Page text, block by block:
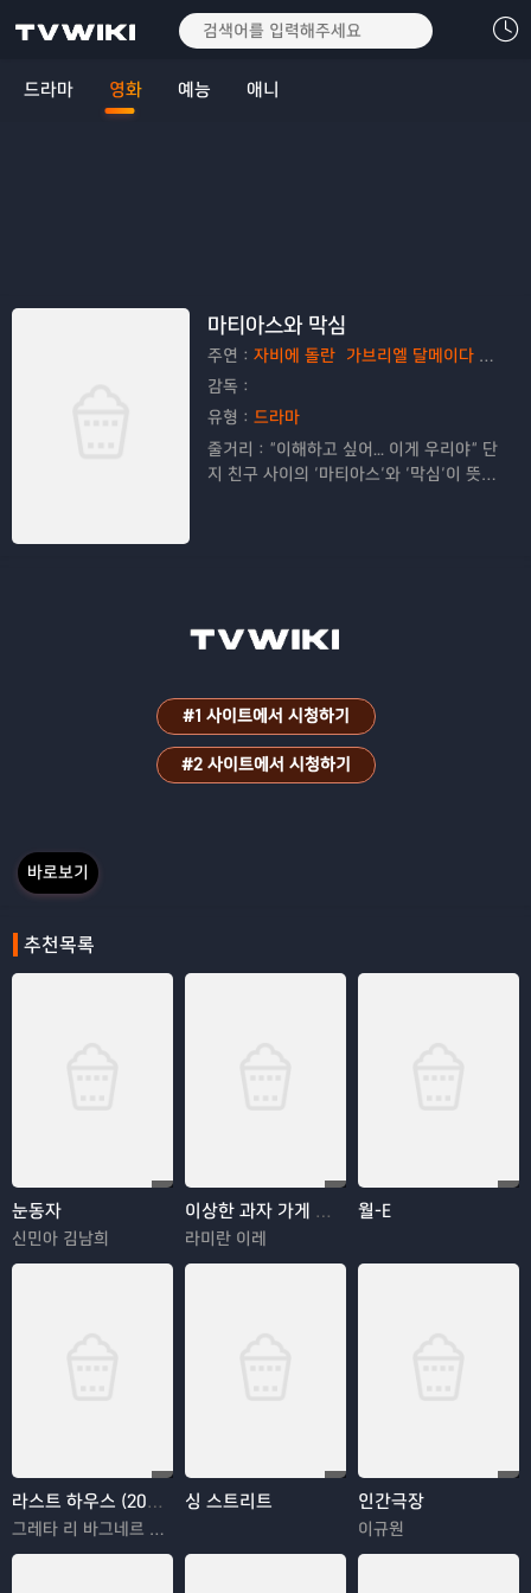
드라마 영화 예능 애니
마티아스와 막심
주연： 자비에 돌란 가브리엘 달메이다 프레이타스
감독：
유형： 드라마
줄거리： “이해하고 싶어... 이게 우리야” 단
지 친구 사이의 ‘마티아스’와 ‘막심’이 뜻밖
#1 사이트에서 시청하기
#2 사이트에서 시청하기
바로보기
추천목록
눈동자
신민아 김남희
이상한 과자 가게 전천당
라미란 이레
월-E
라스트 하우스 (2026)
그레타 리 바그네르 모라
싱 스트리트 인간극장
이규원